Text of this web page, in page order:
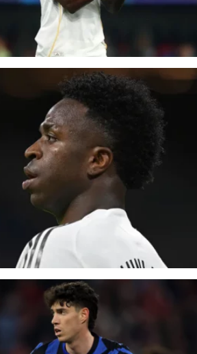
décisive pour son
concernant sa prolongation
Jr suscite l’intérêt d’Arsenal
Madrid veut rapidement
entourant son attaquant.
opération